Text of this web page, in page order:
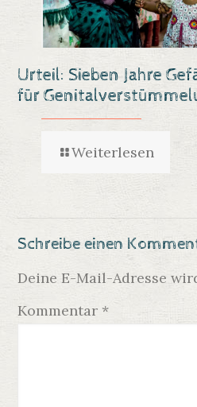
Urteil: Sieben Jahre
für
Weiterlesen
Schreibe einen
Deine E-Mail-Adresse
Kommentar *